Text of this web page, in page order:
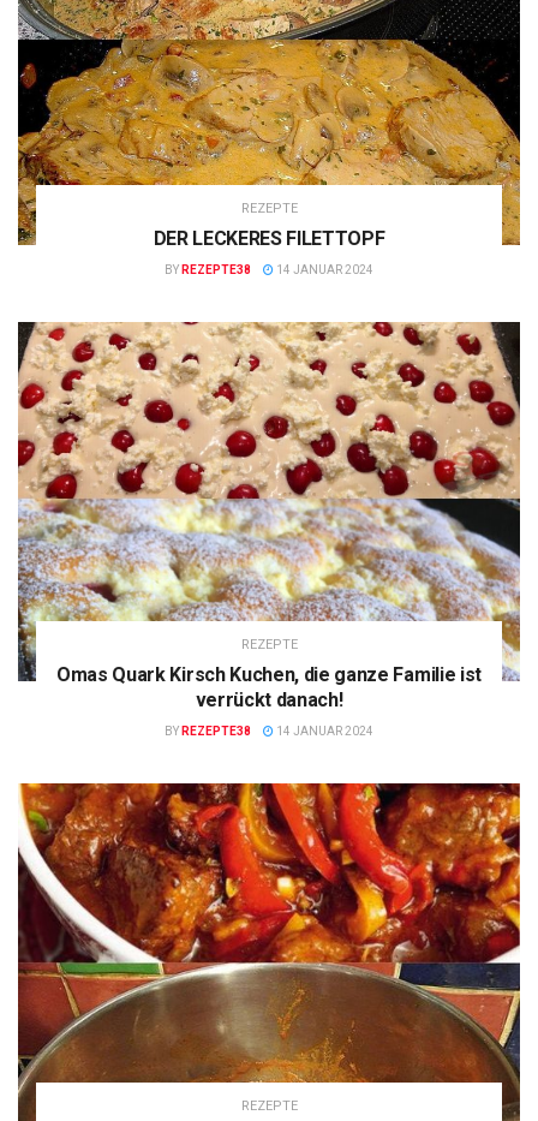
REZEPTE
DER LECKERES FILETTOPF
BY REZEPTE38 14 JANUAR 2024
REZEPTE
Omas Quark Kirsch Kuchen, die ganze Familie ist
verrückt danach!
BY REZEPTE38 14 JANUAR 2024
REZEPTE